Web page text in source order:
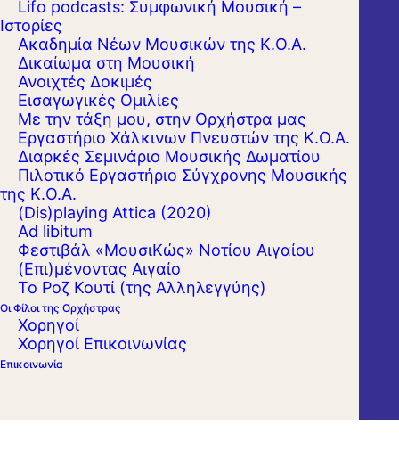
Lifo podcasts: Συμφωνική Μουσική –
Ιστορίες
Ακαδημία Νέων Μουσικών της Κ.Ο.Α.
Δικαίωμα στη Μουσική
Ανοιχτές Δοκιμές
Εισαγωγικές Ομιλίες
Με την τάξη μου, στην Ορχήστρα μας
Εργαστήριo Χάλκινων Πνευστών της Κ.Ο.Α.
Διαρκές Σεμινάριο Μουσικής Δωματίου
Πιλοτικό Εργαστήριο Σύγχρονης Μουσικής
της Κ.Ο.Α.
(Dis)playing Attica (2020)
Ad libitum
Φεστιβάλ «ΜουσιΚώς» Νοτίου Αιγαίου
(Επι)μένοντας Αιγαίο
Το Ροζ Κουτί (της Αλληλεγγύης)
Οι Φίλοι της Ορχήστρας
Χορηγοί
Χορηγοί Επικοινωνίας
Επικοινωνία